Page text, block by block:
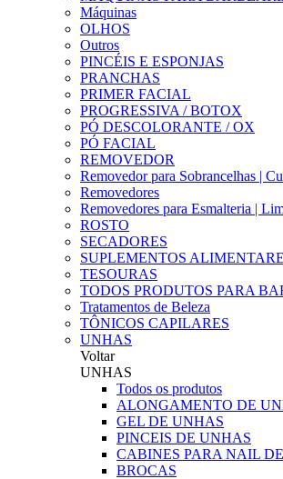
Máquinas
OLHOS
Outros
PINCÉIS E ESPONJAS
PRANCHAS
PRIMER FACIAL
PROGRESSIVA / BOTOX
PÓ DESCOLORANTE / OX
PÓ FACIAL
REMOVEDOR
Removedor para Sobrancelhas |
Removedores
Removedores para Esmalteria |
ROSTO
SECADORES
SUPLEMENTOS
TESOURAS
TODOS PRODUTOS PARA
Tratamentos de Beleza
TÔNICOS CAPILARES
UNHAS
Voltar
UNHAS
Todos os produtos
ALONGAMENTO DE
GEL DE UNHAS
PINCEIS DE UNHAS
CABINES PARA NAIL
BROCAS